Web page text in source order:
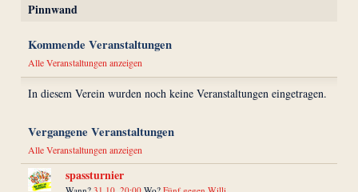
Pinnwand
Kommende Veranstaltungen
Alle Veranstaltungen anzeigen
In diesem Verein wurden noch keine Veranstaltungen eingetragen.
Vergangene Veranstaltungen
Alle Veranstaltungen anzeigen
spassturnier